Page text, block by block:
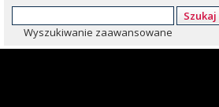
Szukaj
Wyszukiwanie zaawansowane